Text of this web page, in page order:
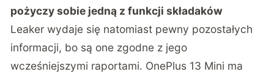
pożyczy sobie jedną z funkcji składaków
Leaker wydaje się natomiast pewny pozostałych
informacji, bo są one zgodne z jego
wcześniejszymi raportami. OnePlus 13 Mini ma